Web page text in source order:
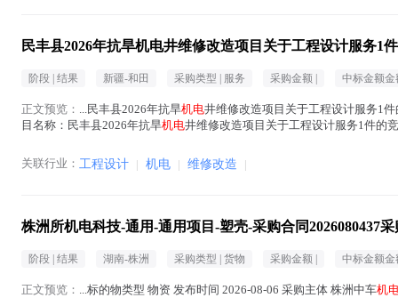
民丰县2026年抗旱机电井维修改造项目关于工程设计服务1
阶段 | 结果 新疆-和田 采购类型 | 服务 采购金额 | 中标金额
正文预览： ...民丰县2026年抗旱机电井维修改造项目关于工程设计服务1
目名称：民丰县2026年抗旱机电井维修改造项目关于工程设计服务1件的
关联行业： 工程设计 | 机电 | 维修改造 |
株洲所机电科技-通用-通用项目-塑壳-采购合同2026080437
阶段 | 结果 湖南-株洲 采购类型 | 货物 采购金额 | 中标金额金
正文预览： ...标的物类型 物资 发布时间 2026-08-06 采购主体 株洲中车机